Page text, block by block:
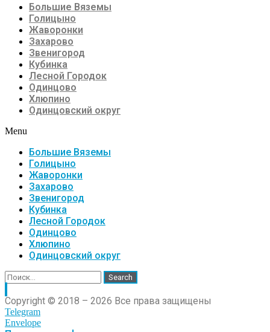
Большие Вяземы
Голицыно
Жаворонки
Захарово
Звенигород
Кубинка
Лесной Городок
Одинцово
Хлюпино
Одинцовский округ
Menu
Большие Вяземы
Голицыно
Жаворонки
Захарово
Звенигород
Кубинка
Лесной Городок
Одинцово
Хлюпино
Одинцовский округ
Search
Copyright © 2018 – 2026 Все права защищены
Telegram
Envelope